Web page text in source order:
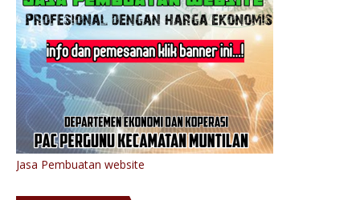
Jasa Pembuatan website